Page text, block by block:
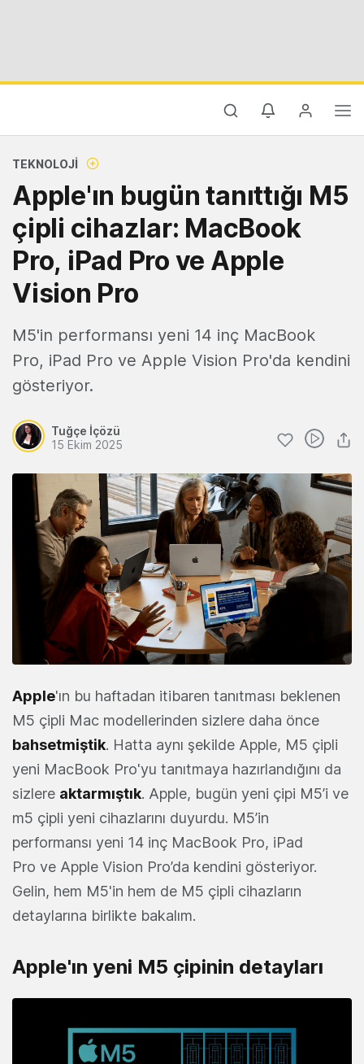
TEKNOLOJI
Apple'ın bugün tanıttığı M5
çipli cihazlar: MacBook
Pro, iPad Pro ve Apple
Vision Pro
M5'in performansı yeni 14 inç MacBook
Pro, iPad Pro ve Apple Vision Pro'da kendini
gösteriyor.
Tuğçe İçözü
15 Ekim 2025
Apple'ın bu haftadan itibaren tanıtması beklenen
M5 çipli Mac modellerinden sizlere daha önce
bahsetmiştik. Hatta aynı şekilde Apple, M5 çipli
yeni MacBook Pro'yu tanıtmaya hazırlandığını da
sizlere aktarmıştık. Apple, bugün yeni çipi M5’i ve
m5 çipli yeni cihazlarını duyurdu. M5’in
performansı yeni 14 inç MacBook Pro, iPad
Pro ve Apple Vision Pro’da kendini gösteriyor.
Gelin, hem M5'in hem de M5 çipli cihazların
detaylarına birlikte bakalım.
Apple'ın yeni M5 çipinin detayları